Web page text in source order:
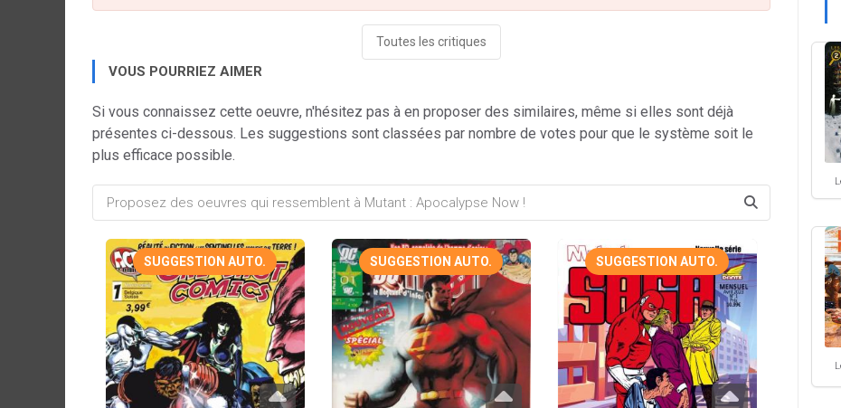
Toutes les critiques
VOUS POURRIEZ AIMER
Si vous connaissez cette oeuvre, n'hésitez pas à en proposer des similaires, même si elles sont déjà
présentes ci-dessous. Les suggestions sont classées par nombre de votes pour que le système soit le
plus efficace possible.
SUGGESTION AUTO. SUGGESTION AUTO. SUGGESTION AUTO.